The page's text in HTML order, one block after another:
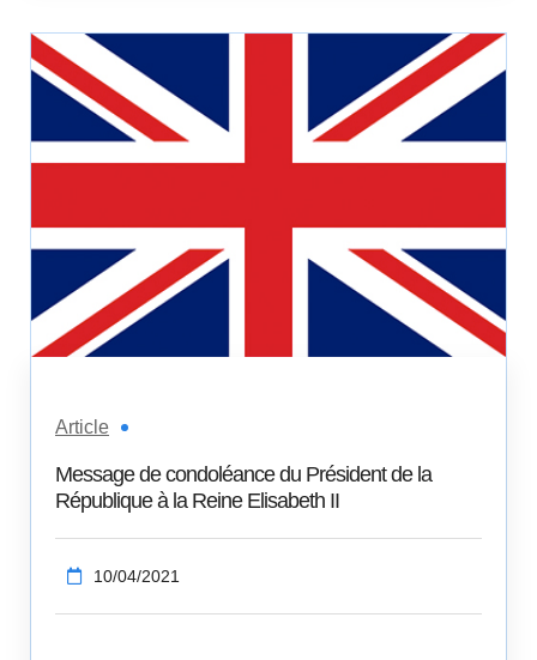
Article
Message de condoléance du Président de la
République à la Reine Elisabeth II
10/04/2021